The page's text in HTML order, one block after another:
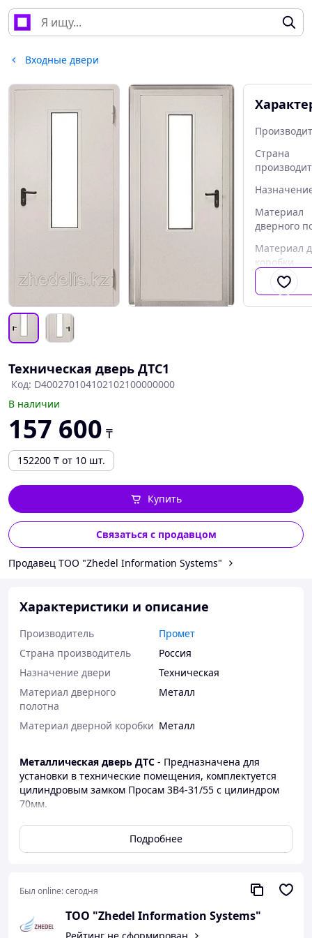
Входные двери
Страна
Материал
дверного
Материал
коробки
Техническая дверь ДТС1
Код: D400270104102102100000000
В наличии
157 600 ₸
152200 ₸ от 10 шт.
Купить
Связаться с продавцом
Продавец ТОО "Zhedel Information Systems"
Характеристики и описание
Производитель
Промет
Страна производитель
Россия
Назначение двери
Техническая
Материал дверного
полотна
Металл
Материал дверной коробки Металл
Металлическая дверь ДТC - Предназначена для
установки в технические помещения, комплектуется
цилиндровым замком Просам 3В4-31/55 с цилиндром
70мм.
Техническая дверь ДТC покрыта износостойкой
полимерно-порошковой краской имеет один контур
уплотнения
Высота порога, мм -14
Наличник перекрывает, мм -53
Вес, кг -45 (48)
Подробнее
Был online:сегодня
ТОО "Zhedel Information Systems"
Рейтинг не сформирован